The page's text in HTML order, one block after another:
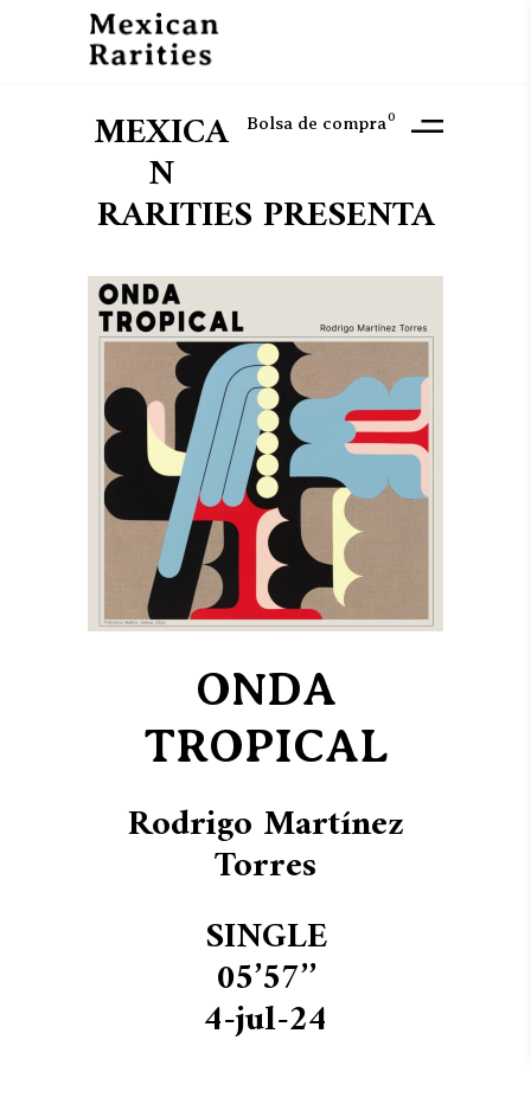
Bolsa de compra0
MEXICA
N
RARITIES PRESENTA
ONDA
TROPICAL
Rodrigo Martínez
Torres
SINGLE
05’57’’
4-jul-24